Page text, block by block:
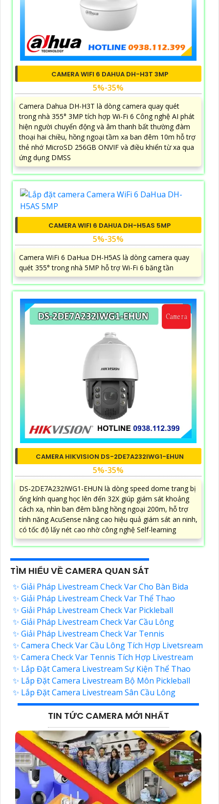
CAMERA WIFI 6 DAHUA DH-H3T 3MP
5%-35%
Camera Dahua DH-H3T là dòng camera quay quét
trong nhà 355° 3MP tích hợp Wi-Fi 6 Công nghệ AI phát
hiện người chuyển động và âm thanh bất thường đàm
thoại hai chiều, hồng ngoại tầm xa ban đêm 10m hỗ trợ
thẻ nhớ MicroSD 256GB ONVIF và điều khiển từ xa qua
ứng dụng DMSS
CAMERA WIFI 6 DAHUA DH-H5AS 5MP
5%-35%
Camera WiFi 6 DaHua DH-H5AS là dòng camera quay
quét 355° trong nhà 5MP hỗ trợ Wi-Fi 6 băng tần
CAMERA HIKVISION DS-2DE7A232IWG1-EHUN
5%-35%
DS-2DE7A232IWG1-EHUN là dòng speed dome trang bị
ống kính quang học lên đến 32X giúp giám sát khoảng
cách xa, nhìn ban đêm bằng hồng ngoại 200m, hỗ trợ
tính năng AcuSense nâng cao hiệu quả giám sát an ninh,
có tốc độ lấy nét cao nhờ công nghệ Self-learning
TÌM HIỂU VỀ CAMERA QUAN SÁT
✨ Giải Pháp Livestream Check Var Cho Bàn Bida
✨ Giải Pháp Livestream Check Var Thể Thao
✨ Giải Pháp Livestream Check Var Pickleball
✨ Giải Pháp Livestream Check Var Cầu Lông
✨ Giải Pháp Livestream Check Var Tennis
✨ Camera Check Var Cầu Lông Tích Hợp Livetsream
✨ Camera Check Var Tennis Tích Hợp Livestream
✨ Lắp Đặt Camera Livestream Sự Kiện Thể Thao
✨ Lắp Đặt Camera Livestream Bộ Môn Pickleball
✨ Lắp Đặt Camera Livestream Sân Cầu Lông
TIN TỨC CAMERA MỚI NHẤT